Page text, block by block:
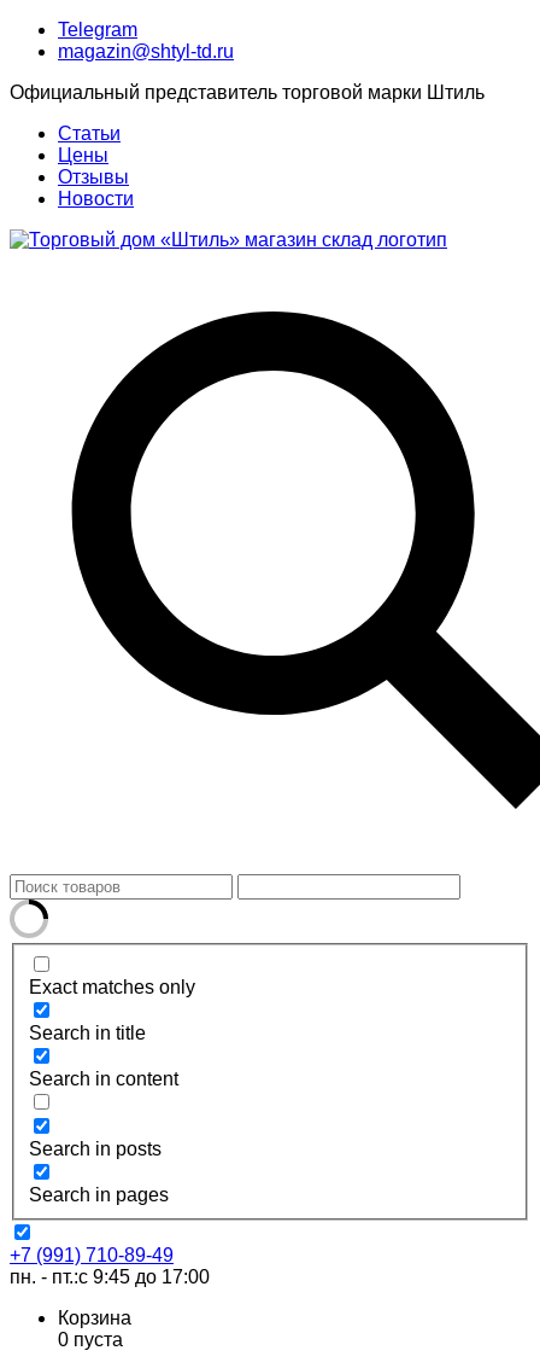
Telegram
magazin@shtyl-td.ru
Официальный представитель торговой марки Штиль
Статьи
Цены
Отзывы
Новости
Exact matches only
Search in title
Search in content
Search in posts
Search in pages
+7 (991) 710-89-49
пн. - пт.:с 9:45 до 17:00
Корзина
0 пуста